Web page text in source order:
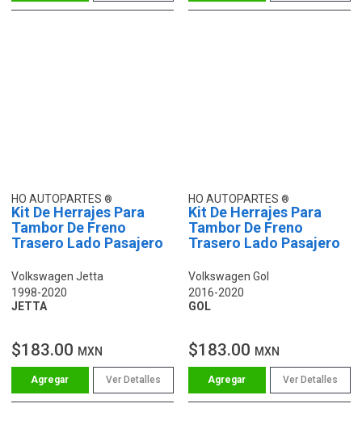
HO AUTOPARTES
Kit De Herrajes Para
Tambor De Freno
Trasero Lado Pasajero
Volkswagen Jetta
1998-2020
JETTA
$183.00 MXN
Ver Detalles
HO AUTOPARTES
Kit De Herrajes Para
Tambor De Freno
Trasero Lado Pasajero
Volkswagen Gol
2016-2020
GOL
$183.00 MXN
Ver Detalles